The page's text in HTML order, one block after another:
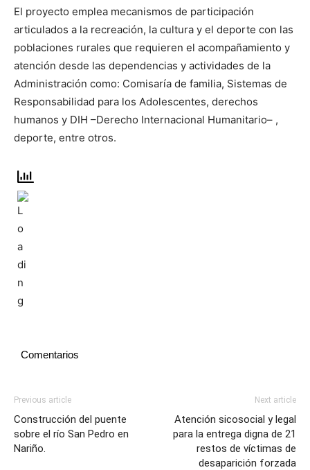
El proyecto emplea mecanismos de participación
articulados a la recreación, la cultura y el deporte con las
poblaciones rurales que requieren el acompañamiento y
atención desde las dependencias y actividades de la
Administración como: Comisaría de familia, Sistemas de
Responsabilidad para los Adolescentes, derechos
humanos y DIH –Derecho Internacional Humanitario– ,
deporte, entre otros.
Comentarios
Previous article
Construcción del puente
sobre el río San Pedro en
Nariño.
Next article
Atención sicosocial y legal
para la entrega digna de 21
restos de víctimas de
desaparición forzada